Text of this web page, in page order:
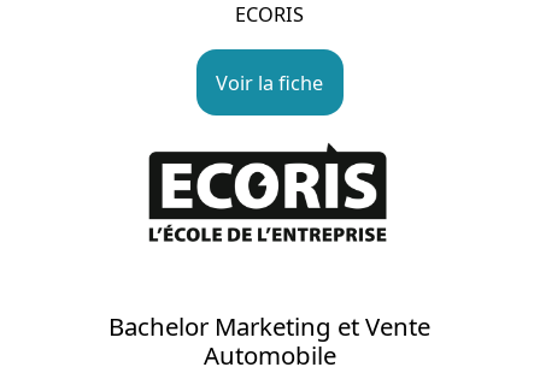
ECORIS
Voir la fiche
Bachelor Marketing et Vente
Automobile